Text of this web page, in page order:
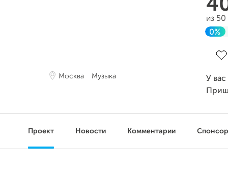
Москва Музыка
из
0%
У
Проект Новости Комментарии